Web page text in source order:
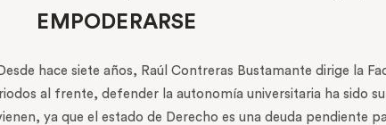
EMPODERARSE
hace siete años, Raúl Contreras Bustamante dirige la
al frente, defender la autonomía universitaria ha sido
ya que el estado de Derecho es una deuda pendiente